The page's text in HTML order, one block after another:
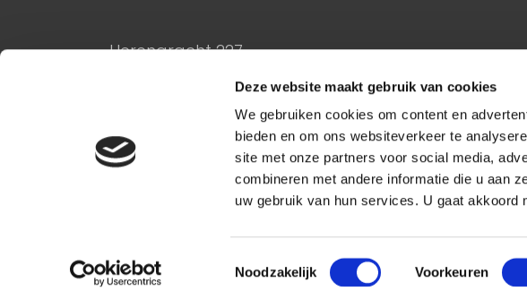
Deze website maakt gebruik van cookies
We gebruiken cookies om content en
bieden en om ons websiteverkeer te
site met onze partners voor social media,
combineren met andere informatie die u aan
uw gebruik van hun services. U gaat
Toestemmingsselectie
Noodzakelijk Voorkeuren
Herengracht 227
Algemene voorwaarden
Privacyverklaring